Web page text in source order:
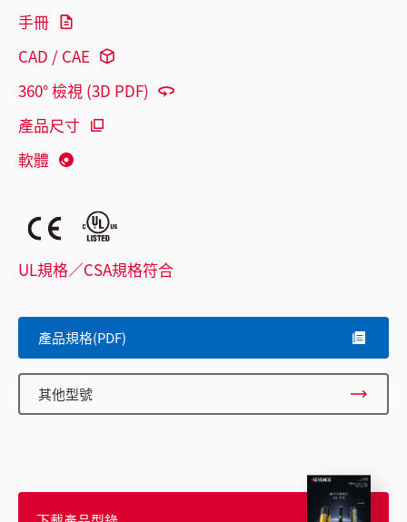
手冊
CAD / CAE
360° 檢視 (3D PDF)
產品尺寸
軟體
UL規格／CSA規格符合
產品規格(PDF)
其他型號